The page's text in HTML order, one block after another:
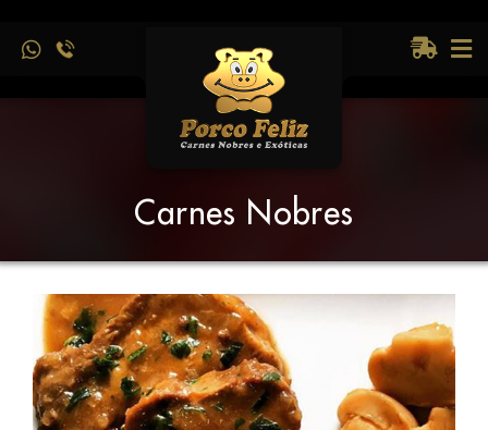
Carnes Nobres